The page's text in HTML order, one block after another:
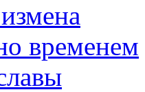
временем